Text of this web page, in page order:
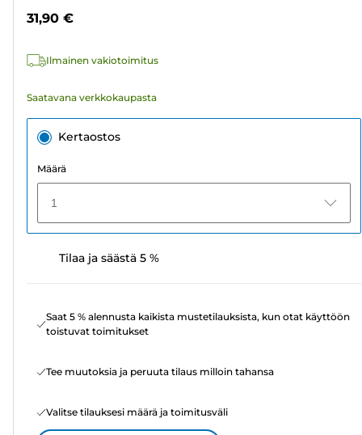
31,90 €
Ilmainen vakiotoimitus
Saatavana verkkokaupasta
Kertaostos
Määrä
1
Tilaa ja säästä 5 %
Saat 5 % alennusta kaikista mustetilauksista, kun otat käyttöön
toistuvat toimitukset
Tee muutoksia ja peruuta tilaus milloin tahansa
Valitse tilauksesi määrä ja toimitusväli